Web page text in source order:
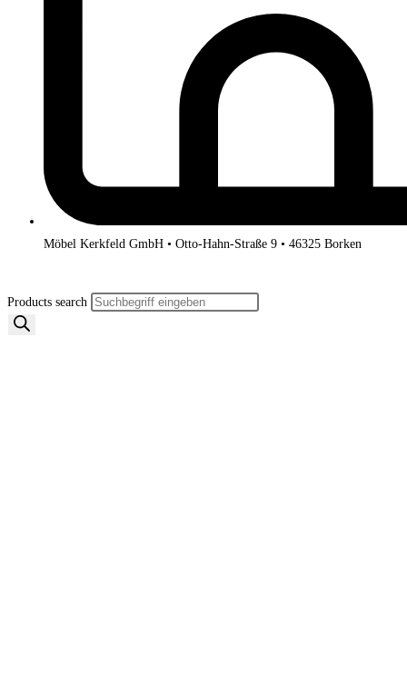
Möbel Kerkfeld GmbH • Otto-Hahn-Straße 9 • 46325 Borken
Products search